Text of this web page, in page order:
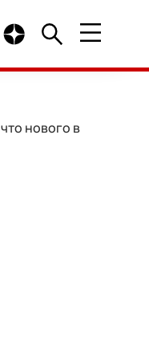
HELLO
HELLO Вконтакте
Канал HELLO в Дзен
нового в